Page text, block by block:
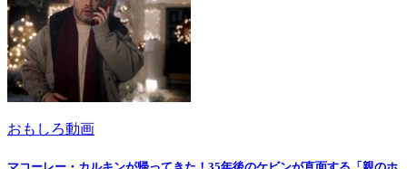
おもしろ動画